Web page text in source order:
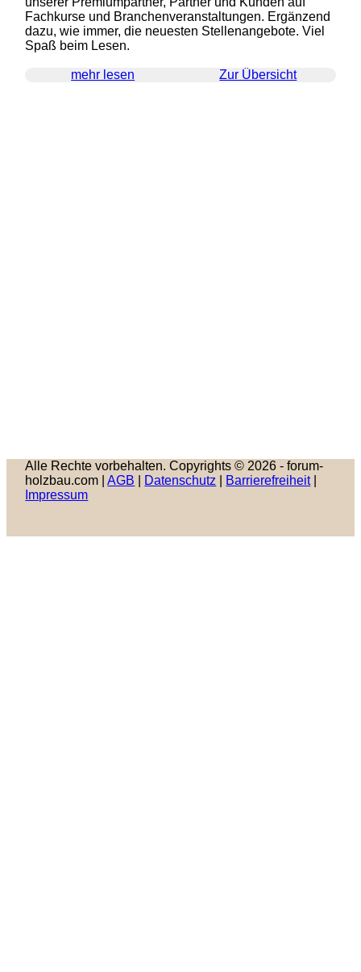
Fachkurse und Branchenveranstaltungen. Ergänzend
dazu, wie immer, die neuesten Stellenangebote. Viel
Spaß beim Lesen.
mehr lesen Zur Übersicht
Alle Rechte vorbehalten. Copyrights © 2026 - forum-
holzbau.com |AGB Datenschutz Barrierefreiheit|
Impressum